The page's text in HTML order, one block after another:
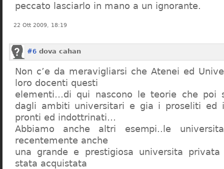
peccato lasciarlo in mano a un ignorante.
22 Ott 2009, 18:19
#6 dova cahan
Non c’e da meravigliarsi che Atenei ed
loro docenti questi
elementi…di qui nascono le teorie che poi
dagli ambiti universitari e gia i proseliti ed
pronti ed indottrinati…
Abbiamo anche altri esempi..le
recentemente anche
una grande e prestigiosa universita
stata acquistata